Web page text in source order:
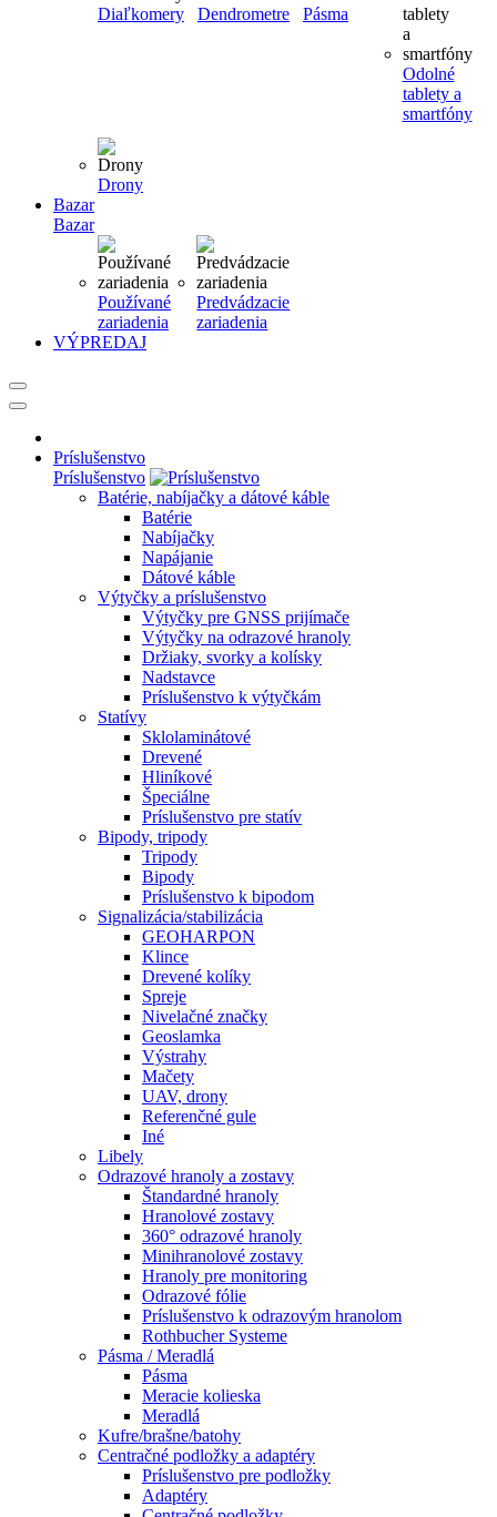
Diaľkomery Dendrometre Pásma
Odolné
tablety a
smartfóny
Drony
Bazar
Bazar
Používané
zariadenia
Predvádzacie
zariadenia
VÝPREDAJ
Príslušenstvo
Príslušenstvo
Batérie, nabíjačky a dátové káble
Batérie
Nabíjačky
Napájanie
Dátové káble
Výtyčky a príslušenstvo
Výtyčky pre GNSS prijímače
Výtyčky na odrazové hranoly
Držiaky, svorky a kolísky
Nadstavce
Príslušenstvo k výtyčkám
Statívy
Sklolaminátové
Drevené
Hliníkové
Špeciálne
Príslušenstvo pre statív
Bipody, tripody
Tripody
Bipody
Príslušenstvo k bipodom
Signalizácia/stabilizácia
GEOHARPON
Klince
Drevené kolíky
Spreje
Nivelačné značky
Geoslamka
Výstrahy
Mačety
UAV, drony
Referenčné gule
Iné
Libely
Odrazové hranoly a zostavy
Štandardné hranoly
Hranolové zostavy
360° odrazové hranoly
Minihranolové zostavy
Hranoly pre monitoring
Odrazové fólie
Príslušenstvo k odrazovým hranolom
Rothbucher Systeme
Pásma / Meradlá
Pásma
Meracie kolieska
Meradlá
Kufre/brašne/batohy
Centračné podložky a adaptéry
Príslušenstvo pre podložky
Adaptéry